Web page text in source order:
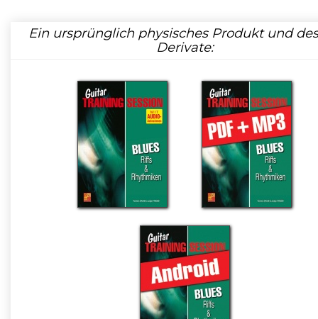
Ein ursprünglich physisches Produkt und
Derivate: